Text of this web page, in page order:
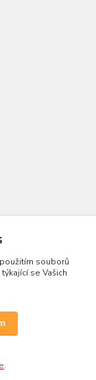
souborů
se Vašich
.